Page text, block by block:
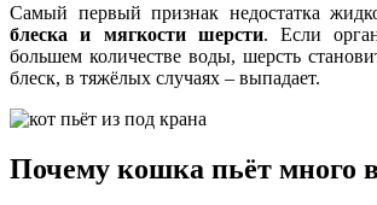
Самый первый признак недостатка
блеска и мягкости шерсти. Если
большем количестве воды, шерсть
блеск, в тяжёлых случаях – выпадает.
Почему кошка пьёт много